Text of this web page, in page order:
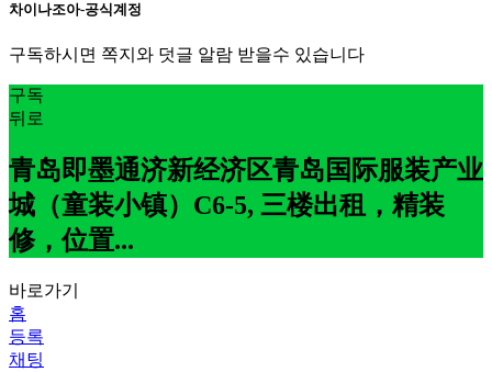
차이나조아-공식계정
구독하시면 쪽지와 덧글 알람 받을수 있습니다
구독
뒤로
青岛即墨通济新经济区青岛国际服装产业
城（童装小镇）C6-5, 三楼出租，精装
修，位置...
바로가기
홈
등록
채팅